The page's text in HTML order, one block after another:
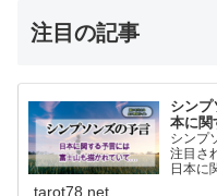
注目の記事
シンプ
本に関
シンプ
注目さ
日本に
tarot78.net